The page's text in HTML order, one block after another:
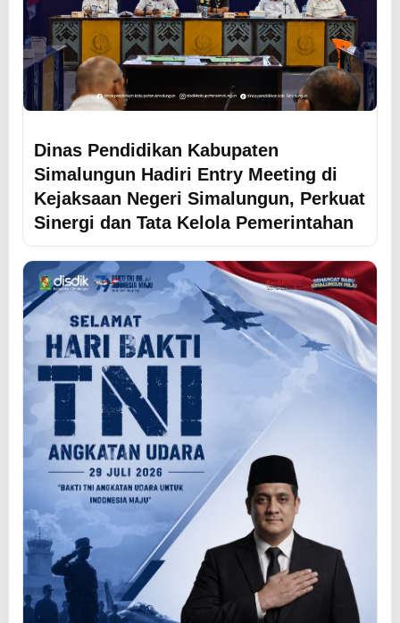
Dinas Pendidikan Kabupaten
Simalungun Hadiri Entry Meeting di
Kejaksaan Negeri Simalungun, Perkuat
Sinergi dan Tata Kelola Pemerintahan